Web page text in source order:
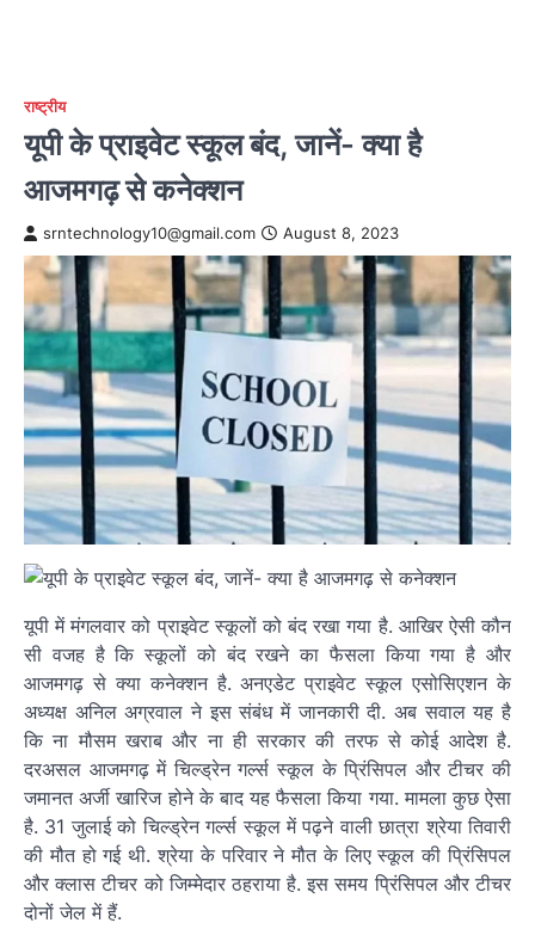
राष्ट्रीय
यूपी के प्राइवेट स्कूल बंद, जानें- क्या है
आजमगढ़ से कनेक्शन
srntechnology10@gmail.com August 8, 2023
यूपी में मंगलवार को प्राइवेट स्कूलों को बंद रखा गया है. आखिर ऐसी कौन
सी वजह है कि स्कूलों को बंद रखने का फैसला किया गया है और
आजमगढ़ से क्या कनेक्शन है. अनएडेट प्राइवेट स्कूल एसोसिएशन के
अध्यक्ष अनिल अग्रवाल ने इस संबंध में जानकारी दी. अब सवाल यह है
कि ना मौसम खराब और ना ही सरकार की तरफ से कोई आदेश है.
दरअसल आजमगढ़ में चिल्ड्रेन गर्ल्स स्कूल के प्रिंसिपल और टीचर की
जमानत अर्जी खारिज होने के बाद यह फैसला किया गया. मामला कुछ ऐसा
है. 31 जुलाई को चिल्ड्रेन गर्ल्स स्कूल में पढ़ने वाली छात्रा श्रेया तिवारी
की मौत हो गई थी. श्रेया के परिवार ने मौत के लिए स्कूल की प्रिंसिपल
और क्लास टीचर को जिम्मेदार ठहराया है. इस समय प्रिंसिपल और टीचर
दोनों जेल में हैं.